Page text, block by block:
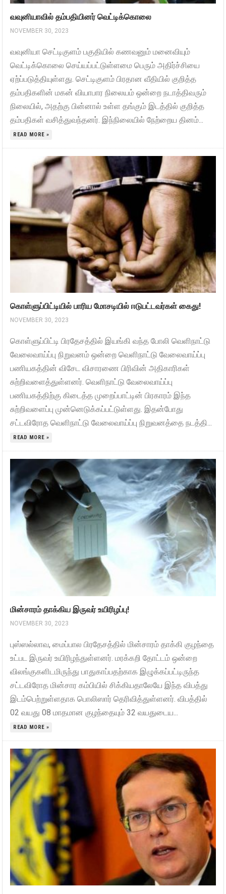
வவுனியாவில் தம்பதியினர் வெட்டிக்கொலை
NOVEMBER 30, 2023
வவுனியா செட்டிகுளம் பகுதியில் கணவனும் மனைவியும்
வெட்டிக்கொலை செய்யப்பட்டுள்ளமை பெரும் அதிர்ச்சியை
ஏற்ப்படுத்தியுள்ளது. செட்டிகுளம் பிரதான வீதியில் குறித்த
தம்பதிகளின் மகன் வியாபார நிலையம் ஒன்றை நடாத்திவரும்
நிலையில், அதற்கு பின்னால் உள்ள தங்கும் இடத்தில் குறித்த
தம்பதிகள் வசித்துவந்தனர். இந்நிலையில் நேற்றைய தினம்...
READ MORE »
கொள்ளுப்பிட்டியில் பாரிய மோசடியில் ஈடுபட்டவர்கள் கைது!
NOVEMBER 30, 2023
கொள்ளுப்பிட்டி பிரதேசத்தில் இயங்கி வந்த போலி வெளிநாட்டு
வேலைவாய்ப்பு நிறுவனம் ஒன்றை வெளிநாட்டு வேலைவாய்ப்பு
பணியகத்தின் விசேட விசாரணை பிரிவின் அதிகாரிகள்
சுற்றிவளைத்துள்ளனர். வெளிநாட்டு வேலைவாய்ப்பு
பணியகத்திற்கு கிடைத்த முறைப்பாட்டின் பிரகாரம் இந்த
சுற்றிவளைப்பு முன்னெடுக்கப்பட்டுள்ளது. இதன்போது
சட்டவிரோத வெளிநாட்டு வேலைவாய்ப்பு நிறுவனத்தை நடத்தி...
READ MORE »
மின்சாரம் தாக்கிய இருவர் உயிரிழப்பு!
NOVEMBER 30, 2023
புஸ்ஸல்லாவ, மைப்பால பிரதேசத்தில் மின்சாரம் தாக்கி குழந்தை
உட்பட இருவர் உயிரிழந்துள்ளனர். மரக்கறி தோட்டம் ஒன்றை
விலங்குகளிடமிருந்து பாதுகாப்பதற்காக இழுக்கப்பட்டிருந்த
சட்டவிரோத மின்சார கம்பியில் சிக்கியதாலேயே இந்த விபத்து
இடம்பெற்றுள்ளதாக பொலிஸார் தெரிவித்துள்ளனர். விபத்தில்
02 வயது 08 மாதமான குழந்தையும் 32 வயதுடைய...
READ MORE »